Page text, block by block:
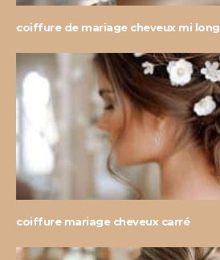
coiffure de mariage cheveux mi long
coiffure mariage cheveux carré